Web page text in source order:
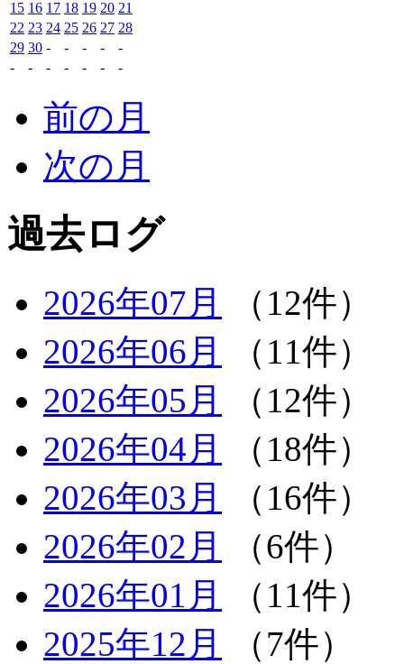
15 16 17 18 19 20 21
22 23 24 25 26 27 28
29 30 - - - -
-
-
- - - - - -
前の月
次の月
過去ログ
2026年07月
（12件）
2026年06月
（11件）
2026年05月
（12件）
2026年04月
（18件）
2026年03月
（16件）
2026年02月
（6件）
2026年01月
（11件）
2025年12月
（7件）